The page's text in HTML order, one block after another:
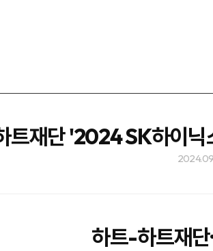
트재단 '2024 SK하이닉
하트-하트재